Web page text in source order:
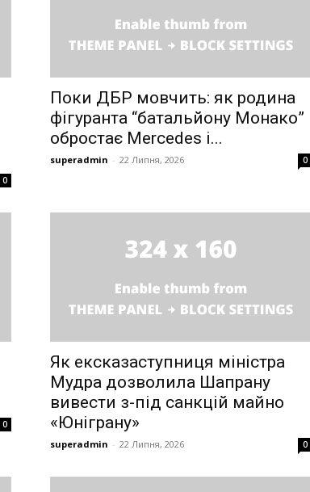
0
Поки ДБР мовчить: як родина
фігуранта “батальйону Монако”
обростає Mercedes і...
superadmin - 22 Липня, 2026 0
0
Як ексказаступниця міністра
Мудра дозволила Шапрану
вивести з-під санкцій майно
«Юніграну»
superadmin - 22 Липня, 2026 0